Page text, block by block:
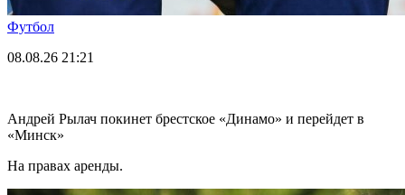
Футбол
08.08.26 21:21
Андрей Рылач покинет брестское «Динамо» и перейдет в
«Минск»
На правах аренды.